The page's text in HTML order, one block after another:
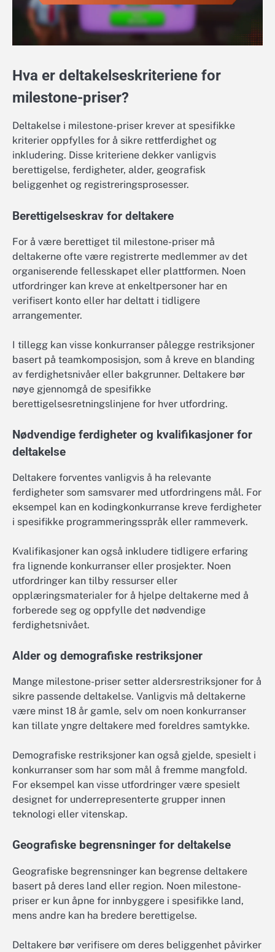
Hva er deltakelseskriteriene for
milestone-priser?
Deltakelse i milestone-priser krever at spesifikke
kriterier oppfylles for å sikre rettferdighet og
inkludering. Disse kriteriene dekker vanligvis
berettigelse, ferdigheter, alder, geografisk
beliggenhet og registreringsprosesser.
Berettigelseskrav for deltakere
For å være berettiget til milestone-priser må
deltakerne ofte være registrerte medlemmer av det
organiserende fellesskapet eller plattformen. Noen
utfordringer kan kreve at enkeltpersoner har en
verifisert konto eller har deltatt i tidligere
arrangementer.
I tillegg kan visse konkurranser pålegge restriksjoner
basert på teamkomposisjon, som å kreve en blanding
av ferdighetsnivåer eller bakgrunner. Deltakere bør
nøye gjennomgå de spesifikke
berettigelsesretningslinjene for hver utfordring.
Nødvendige ferdigheter og kvalifikasjoner for
deltakelse
Deltakere forventes vanligvis å ha relevante
ferdigheter som samsvarer med utfordringens mål. For
eksempel kan en kodingkonkurranse kreve ferdigheter
i spesifikke programmeringsspråk eller rammeverk.
Kvalifikasjoner kan også inkludere tidligere erfaring
fra lignende konkurranser eller prosjekter. Noen
utfordringer kan tilby ressurser eller
opplæringsmaterialer for å hjelpe deltakerne med å
forberede seg og oppfylle det nødvendige
ferdighetsnivået.
Alder og demografiske restriksjoner
Mange milestone-priser setter aldersrestriksjoner for å
sikre passende deltakelse. Vanligvis må deltakerne
være minst 18 år gamle, selv om noen konkurranser
kan tillate yngre deltakere med foreldres samtykke.
Demografiske restriksjoner kan også gjelde, spesielt i
konkurranser som har som mål å fremme mangfold.
For eksempel kan visse utfordringer være spesielt
designet for underrepresenterte grupper innen
teknologi eller vitenskap.
Geografiske begrensninger for deltakelse
Geografiske begrensninger kan begrense deltakere
basert på deres land eller region. Noen milestone-
priser er kun åpne for innbyggere i spesifikke land,
mens andre kan ha bredere berettigelse.
Deltakere bør verifisere om deres beliggenhet påvirker